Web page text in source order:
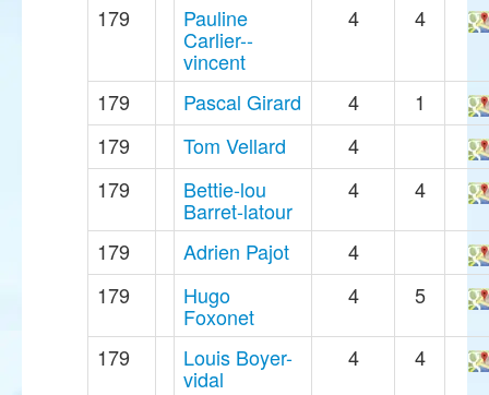
179 Pauline
Carlier--
vincent
4 4
179 Pascal Girard 4
1
179
Tom Vellard
4
179
Bettie-lou
Barret-latour
4 4
179 Adrien Pajot
4
179
Hugo
Foxonet
4 5
179 Louis Boyer-
vidal
4 4